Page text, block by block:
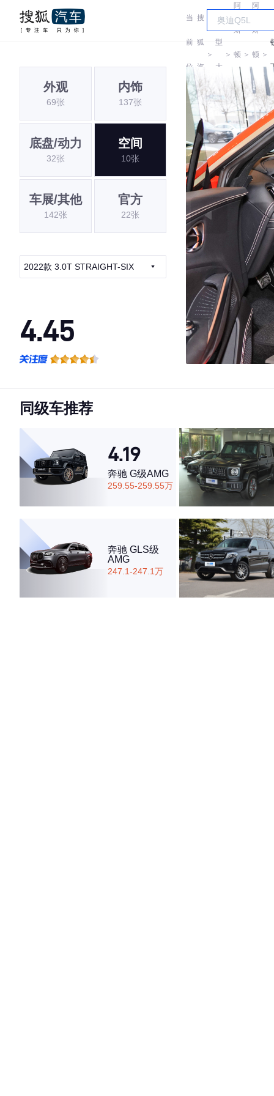
当
前
位
置:
搜
狐
汽
车
＞
车
型
大
全
＞
阿
斯
顿
马
丁
＞
阿
斯
顿
马
丁
＞
外观
69张
内饰
137张
底盘/动力
32张
空间
10张
车展/其他
142张
官方
22张
2022款 3.0T STRAIGHT-SIX
4.45
·空间表现一般，低于86%同级车
同级车推荐
4.19
奔驰 G级AMG
259.55-259.55万
奔驰 GLS级
AMG
247.1-247.1万